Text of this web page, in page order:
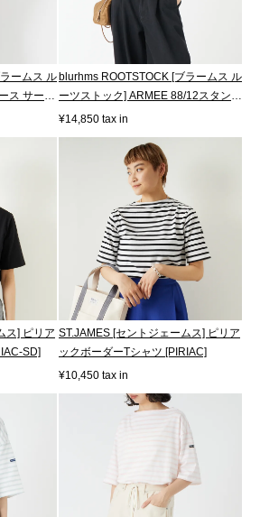
ームス ル
ス サーマ
blurhms ROOTSTOCK [ブラームス ル
ーツストック] ARMEE 88/12スタンダ
ード...
¥14,850 tax in
ス] ピリア
SD]
ST.JAMES [セントジェームス] ピリア
ックボーダーTシャツ [PIRIAC]
¥10,450 tax in